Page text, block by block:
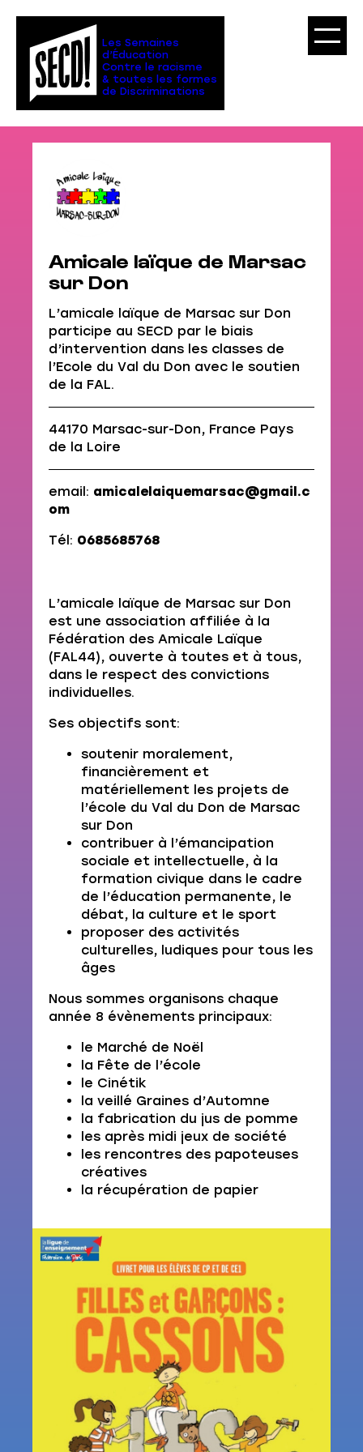
contenu
Les Semaines
d’Éducation
Contre le racisme
& toutes les formes
de Discriminations
Amicale laïque de Marsac
sur Don
L’amicale laïque de Marsac sur Don
participe au SECD par le biais
d’intervention dans les classes de
l’Ecole du Val du Don avec le soutien
de la FAL.
44170 Marsac-sur-Don, France Pays
de la Loire
email: amicalelaiquemarsac@gmail.c
om
Tél: 0685685768
L’amicale laïque de Marsac sur Don
est une association affiliée à la
Fédération des Amicale Laïque
(FAL44), ouverte à toutes et à tous,
dans le respect des convictions
individuelles.
Ses objectifs sont:
soutenir moralement,
financièrement et
matériellement les projets de
l’école du Val du Don de Marsac
sur Don
contribuer à l’émancipation
sociale et intellectuelle, à la
formation civique dans le cadre
de l’éducation permanente, le
débat, la culture et le sport
proposer des activités
culturelles, ludiques pour tous les
âges
Nous sommes organisons chaque
année 8 évènements principaux:
le Marché de Noël
la Fête de l’école
le Cinétik
la veillé Graines d’Automne
la fabrication du jus de pomme
les après midi jeux de société
les rencontres des papoteuses
créatives
la récupération de papier